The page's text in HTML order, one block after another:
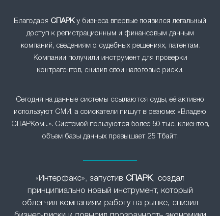
Благодаря СПАРКу бизнеса впервые появился легальный
доступ к регистрационным и финансовым данным
компаний, сведениям о судебных решениях, патентам.
Компании получили инструмент для проверки
контрагентов, снизив свои налоговые риски.
Сегодня на данные системы ссылаются суды, её активно
используют СМИ, а соискатели пишут в резюме: «Владею
СПАРКом...». Системой пользуются более 50 тыс. клиентов,
объем базы данных превышает 25 Тбайт.
«Интерфакс», запустив СПАРК, создал
принципиально новый инструмент, который
облегчил компаниям работу на рынке, снизил